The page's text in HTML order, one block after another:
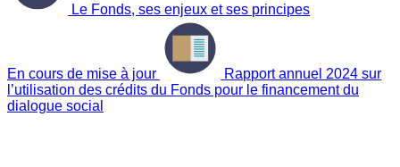
Le Fonds, ses enjeux et ses principes
En cours de mise à jour
Rapport annuel 2024 sur
l’utilisation des crédits du Fonds pour le financement du
dialogue social